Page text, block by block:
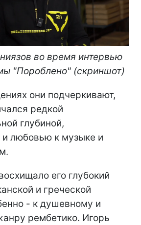
во время интервью
"Пороблено" (скриншот)
они подчеркивают,
редкой
глубиной,
любовью к музыке и
его глубокий
и греческой
- к душевному и
рембетико. Игорь